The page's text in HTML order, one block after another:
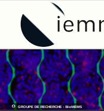
GROUPE DE RECHERCHE : BioMEMS